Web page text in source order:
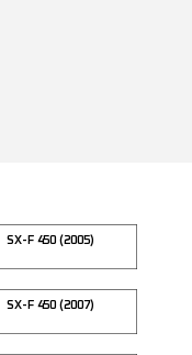
SX-F 450 (2005)
SX-F 450 (2007)